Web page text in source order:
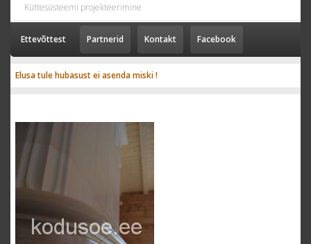
Küttesüsteemi projekteerimine
Ettevõttest Partnerid Kontakt Facebook
Elusa tule hubasust ei asenda miski !